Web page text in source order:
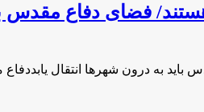
فضای دفاع مقدس
به درون شهرها انتقال